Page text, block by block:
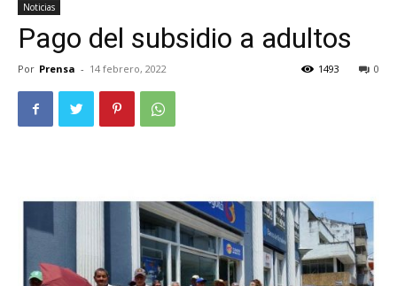
Noticias
Pago del subsidio a adultos
Por Prensa - 14 febrero, 2022 0
1493